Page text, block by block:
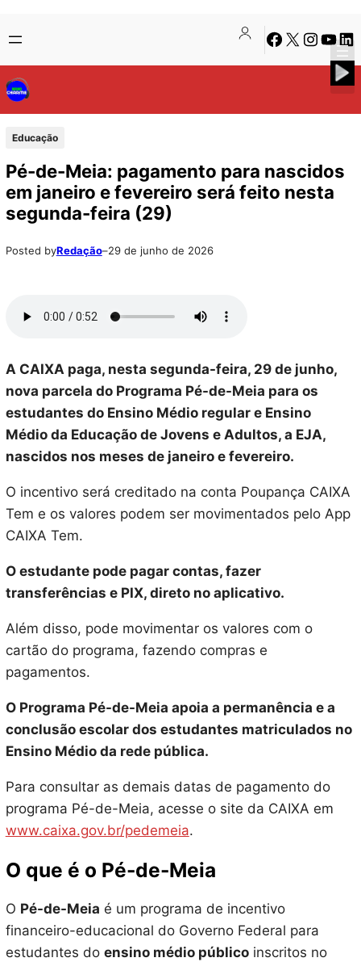
para
o
conteúdo
to
content
Facebook
X Instagram
Educação
Pé-de-Meia: pagamento para nascidos
em janeiro e fevereiro será feito nesta
segunda-feira (29)
Posted byRedação–29 de junho de 2026
A CAIXA paga, nesta segunda-feira, 29 de junho,
nova parcela do Programa Pé-de-Meia para os
estudantes do Ensino Médio regular e Ensino
Médio da Educação de Jovens e Adultos, a EJA,
nascidos nos meses de janeiro e fevereiro.
O incentivo será creditado na conta Poupança CAIXA
Tem e os valores podem ser movimentados pelo App
CAIXA Tem.
O estudante pode pagar contas, fazer
transferências e PIX, direto no aplicativo.
Além disso, pode movimentar os valores com o
cartão do programa, fazendo compras e
pagamentos.
O Programa Pé-de-Meia apoia a permanência e a
conclusão escolar dos estudantes matriculados no
Ensino Médio da rede pública.
Para consultar as demais datas de pagamento do
programa Pé-de-Meia, acesse o site da CAIXA em
www.caixa.gov.br/pedemeia.
O que é o Pé-de-Meia
O Pé-de-Meia é um programa de incentivo
financeiro-educacional do Governo Federal para
estudantes do ensino médio públicoinscritos no